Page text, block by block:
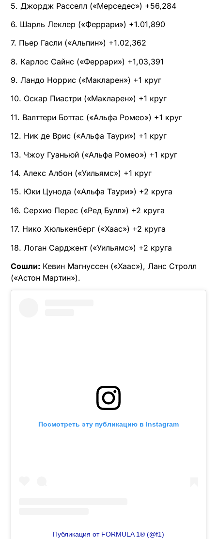
5. Джордж Расселл («Мерседес») +56,284
6. Шарль Леклер («Феррари») +1.01,890
7. Пьер Гасли («Альпин») +1.02,362
8. Карлос Сайнс («Феррари») +1,03,391
9. Ландо Норрис («Макларен») +1 круг
10. Оскар Пиастри («Макларен») +1 круг
11. Валттери Боттас («Альфа Ромео») +1 круг
12. Ник де Врис («Альфа Таури») +1 круг
13. Чжоу Гуаньюй («Альфа Ромео») +1 круг
14. Алекс Албон («Уильямс») +1 круг
15. Юки Цунода («Альфа Таури») +2 круга
16. Серхио Перес («Ред Булл») +2 круга
17. Нико Хюлькенберг («Хаас») +2 круга
18. Логан Сарджент («Уильямс») +2 круга
Сошли: Кевин Магнуссен («Хаас»), Ланс Стролл
(«Астон Мартин»).
Посмотреть эту публикацию в Instagram
Публикация от FORMULA 1® (@f1)